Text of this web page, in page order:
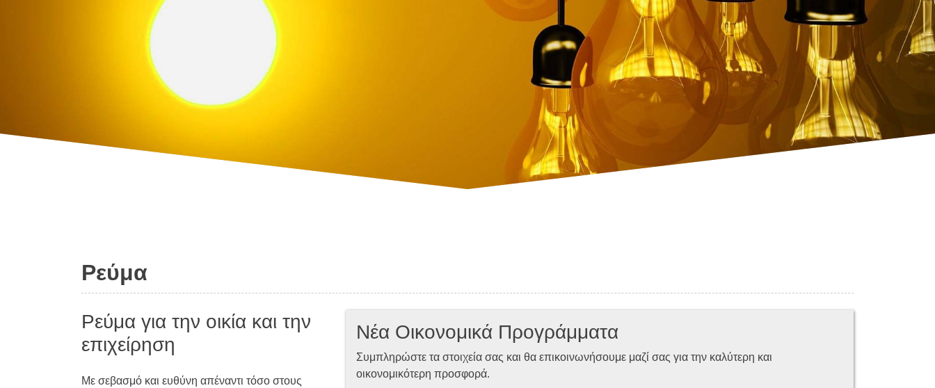
Ρεύμα
Ρεύμα για την οικία και την
επιχείρηση
Με σεβασμό και ευθύνη απέναντι τόσο στους
Νέα Οικονομικά Προγράμματα
Συμπληρώστε τα στοιχεία σας και θα επικοινωνήσουμε μαζί σας για την καλύτερη και
οικονομικότερη προσφορά.